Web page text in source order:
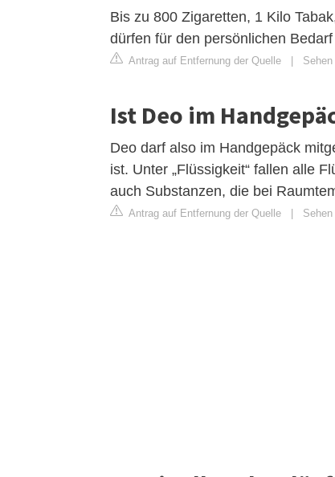
Bis zu 800 Zigaretten, 1 Kilo
dürfen für den persönlichen
Antrag auf Entfernung der Quelle
Ist Deo im
Deo darf also im Handgepäck
ist. Unter „Flüssigkeit“ fallen alle
auch Substanzen, die bei
Antrag auf Entfernung der Quelle